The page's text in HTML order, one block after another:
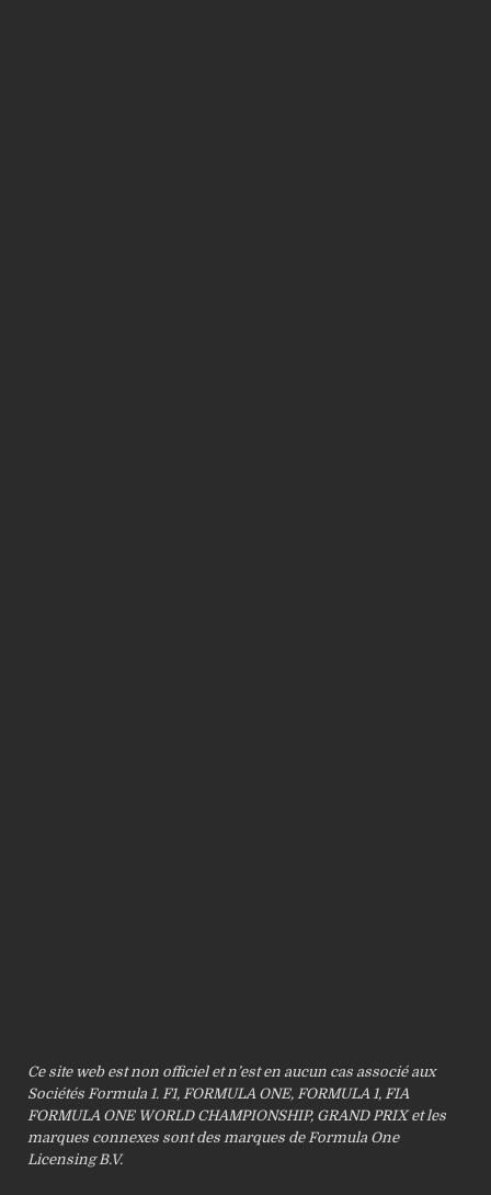
Ce site web est non officiel et n’est en aucun cas associé aux
Sociétés Formula 1. F1, FORMULA ONE, FORMULA 1, FIA
FORMULA ONE WORLD CHAMPIONSHIP, GRAND PRIX et les
marques connexes sont des marques de Formula One
Licensing B.V.